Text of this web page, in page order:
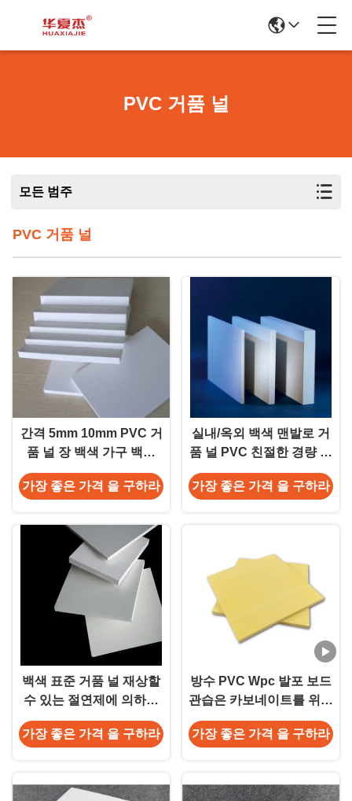
PVC 거품 널
모든 범주
PVC 거품 널
간격 5mm 10mm PVC 거
품 널 장 백색 가구 백색
PVC 장
가장 좋은 가격 을 구하라
실내/옥외 백색 맨발로 거
품 널 PVC 친절한 경량 방
음
가장 좋은 가격 을 구하라
백색 표준 거품 널 재상할
수 있는 절연제에 의하여
주문을 받아서 만들어지는
PVC 패널판 높이
가장 좋은 가격 을 구하라
방수 PVC Wpc 발포 보드
관습은 카보네이트를 위해
박판이 되었습니다
가장 좋은 가격 을 구하라